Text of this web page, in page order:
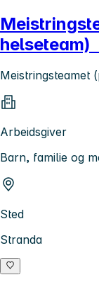
Meistringsteamet
Arbeidsgiver
Barn, familie og
Sted
Stranda